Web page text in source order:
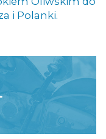
i Polanki.